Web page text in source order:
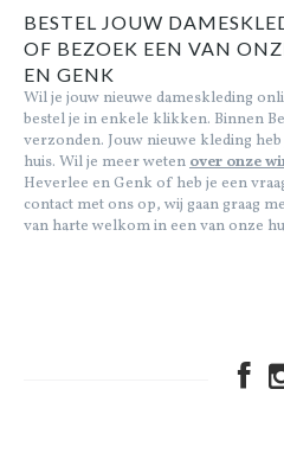
BESTEL JOUW
OF BEZOEK EEN VAN
EN GENK
Wil je jouw nieuwe dameskleding
bestel je in enkele klikken. Binnen
verzonden. Jouw nieuwe kleding
huis. Wil je meer wetenover onze
Heverlee en Genk of heb je een
contact met ons op, wij gaan graag
van harte welkom in een van onze